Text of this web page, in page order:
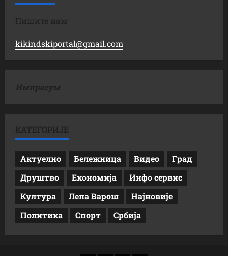
Пишите нам
kikindskiportal@gmail.com
Импресум
КАТЕГОРИЈЕ
Актуелно Бележница Видео
Град
Друштво
Економија
Инфо сервис
Култура
Лепа Варош
Најновије
Политика
Спорт Србија